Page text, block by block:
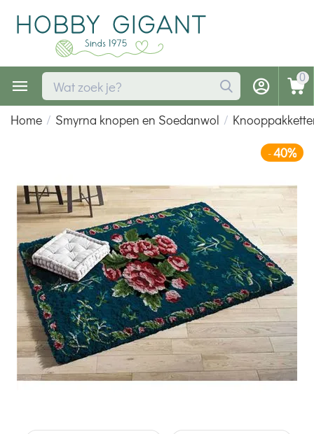
0
Home / Smyrna knopen en Soedanwol /
-40%